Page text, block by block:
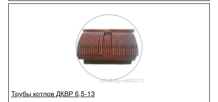
Трубы котлов ДКВР 6,5-13